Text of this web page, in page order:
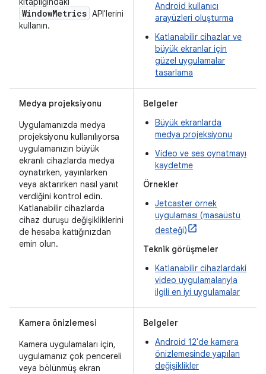
WindowMetrics API'lerini
kullanın.
Android kullanıcı
arayüzleri oluşturma
Katlanabilir cihazlar ve
büyük ekranlar için
güzel uygulamalar
tasarlama
Medya projeksiyonu
Uygulamanızda medya
projeksiyonu kullanılıyorsa
uygulamanızın büyük
ekranlı cihazlarda medya
oynatırken, yayınlarken
veya aktarırken nasıl yanıt
verdiğini kontrol edin.
Katlanabilir cihazlarda
cihaz duruşu değişikliklerini
de hesaba kattığınızdan
emin olun.
Belgeler
Büyük ekranlarda
medya projeksiyonu
Video ve ses oynatmayı
kaydetme
Örnekler
Jetcaster örnek
uygulaması (masaüstü
desteği)
Teknik görüşmeler
Katlanabilir cihazlardaki
video uygulamalarıyla
ilgili en iyi uygulamalar
Kamera önizlemesi
Kamera uygulamaları için,
uygulamanız çok pencereli
veya bölünmüş ekran
Belgeler
Android 12'de kamera
önizlemesinde yapılan
değişiklikler